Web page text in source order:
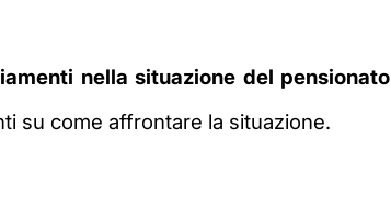
nella situazione del pensionato
su come affrontare la situazione.